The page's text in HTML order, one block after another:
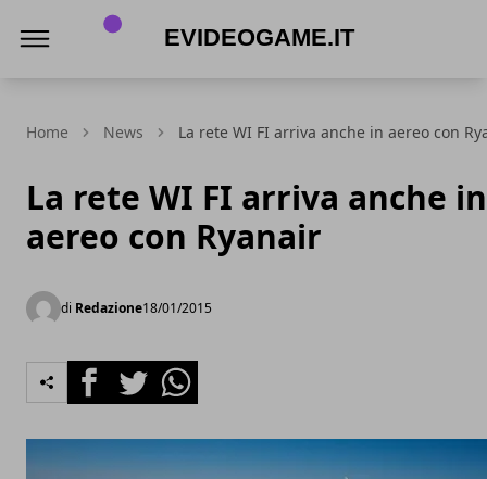
Home News La rete WI FI arriva anche in aereo con
La rete WI FI arriva anche in
aereo con Ryanair
di Redazione18/01/2015
FacebookTwitterWhatsapp